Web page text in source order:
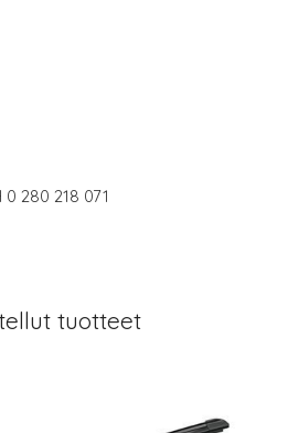
280 218 071
tuotteet